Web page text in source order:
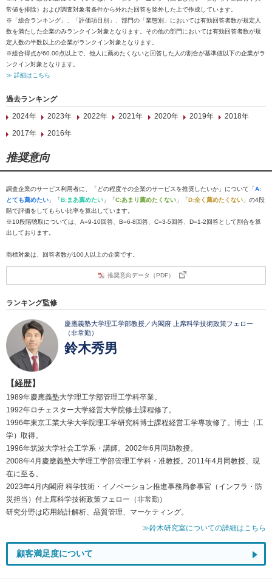
常値を排除）および調査対象者条件から外れた回答を除外した上で作成しています。
※「総合ランキング」、「評価項目別」、部門の「業態別」においては有効回答者数が規定人
数を満たした企業のみランクイン対象となります。その他の部門においては有効回答者数が規
定人数の半数以上の企業がランクイン対象となります。
※総合得点が60.00点以上で、他人に薦めたくないと回答した人の割合が基準値以下の企業がラ
ンクイン対象となります。
≫ 詳細はこちら
過去ランキング
2024年
2023年 2022年 2021年 2020年 2019年
2018年
2017年
2016年
推奨意向
調査企業のサービス利用者に、「どの程度その企業のサービスを推奨したいか」について「A:
とても薦めたい 」「B:まあ薦めたい 」「C:あまり薦めたくない 」「D:全く薦めたくない 」の4段
階で評価をしてもらい比率を算出しています。
※10段階聴取については、A=9-10回答、B=6-8回答、C=3-5回答、D=1-2回答として割合を算
出しております。
商標対象は、回答者数が100人以上の企業です。
推奨意向データ（PDF）
ランキング監修
慶應義塾大学理工学部教授／内閣府 上席科学技術政策フェロー
（非常勤）
鈴木秀男
【経歴】
1989年慶應義塾大学理工学部管理工学科卒業。
1992年ロチェスター大学経営大学院修士課程修了。
1996年東京工業大学大学院理工学研究科博士課程経営工学専攻修了。博士（工
学）取得。
1996年筑波大学社会工学系・講師。2002年6月同助教授。
2008年4月慶應義塾大学理工学部管理工学科・准教授。2011年4月同教授、現
在に至る。
2023年4月内閣府 科学技術・イノベーション推進事務局参事官（インフラ・防
災担当）付上席科学技術政策フェロー（非常勤）
研究分野は応用統計解析、品質管理、マーケティング。
≫鈴木研究室についての詳細はこちら
顧客満足度について